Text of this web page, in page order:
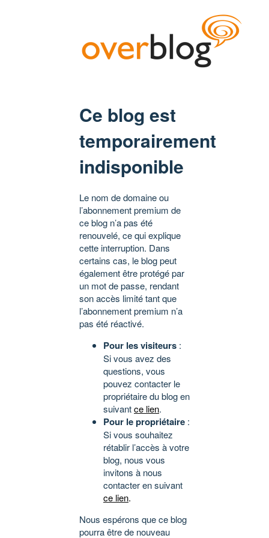
Ce blog est
temporairement
indisponible
Le nom de domaine ou
l’abonnement premium de
ce blog n’a pas été
renouvelé, ce qui explique
cette interruption. Dans
certains cas, le blog peut
également être protégé par
un mot de passe, rendant
son accès limité tant que
l’abonnement premium n’a
pas été réactivé.
Pour les visiteurs :
Si vous avez des
questions, vous
pouvez contacter le
propriétaire du blog en
suivantce lien.
Pour le propriétaire :
Si vous souhaitez
rétablir l’accès à votre
blog, nous vous
invitons à nous
contacter en suivant
ce lien.
Nous espérons que ce blog
pourra être de nouveau